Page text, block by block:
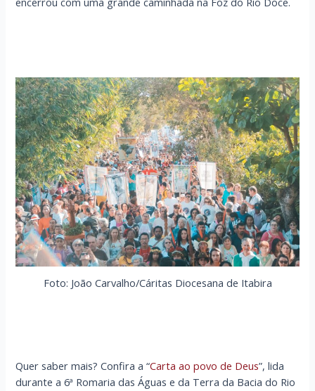
Foto: João Carvalho/Cáritas Diocesana de Itabira
Quer saber mais? Confira a “Carta ao povo de Deus”, lida
durante a 6ª Romaria das Águas e da Terra da Bacia do Rio